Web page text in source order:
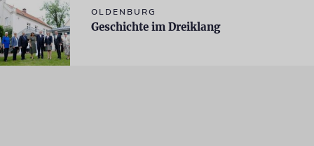
OLDENBURG
Geschichte im Dreiklang